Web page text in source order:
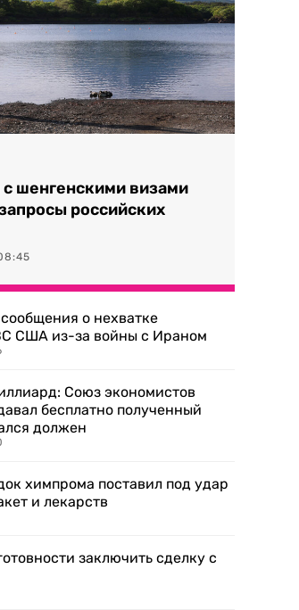
шенгенскими визами
российских
о нехватке
США из-за войны с Ираном
Союз экономистов
бесплатно полученный
должен
химпрома поставил под удар
и лекарств
заключить сделку с